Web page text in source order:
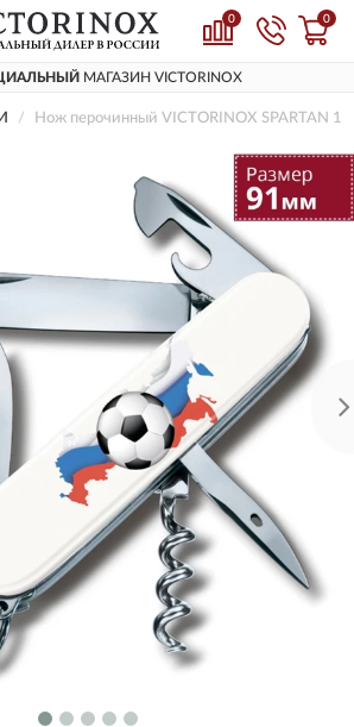
0 0
МАГАЗИН VICTORINOX
Нож перочинный VICTORINOX SPARTAN